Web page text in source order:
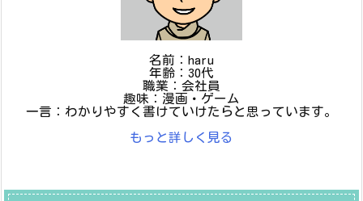
名前：haru
年齢：30代
職業：会社員
趣味：漫画・ゲーム
一言：わかりやすく書けていけたらと思っています。
もっと詳しく見る